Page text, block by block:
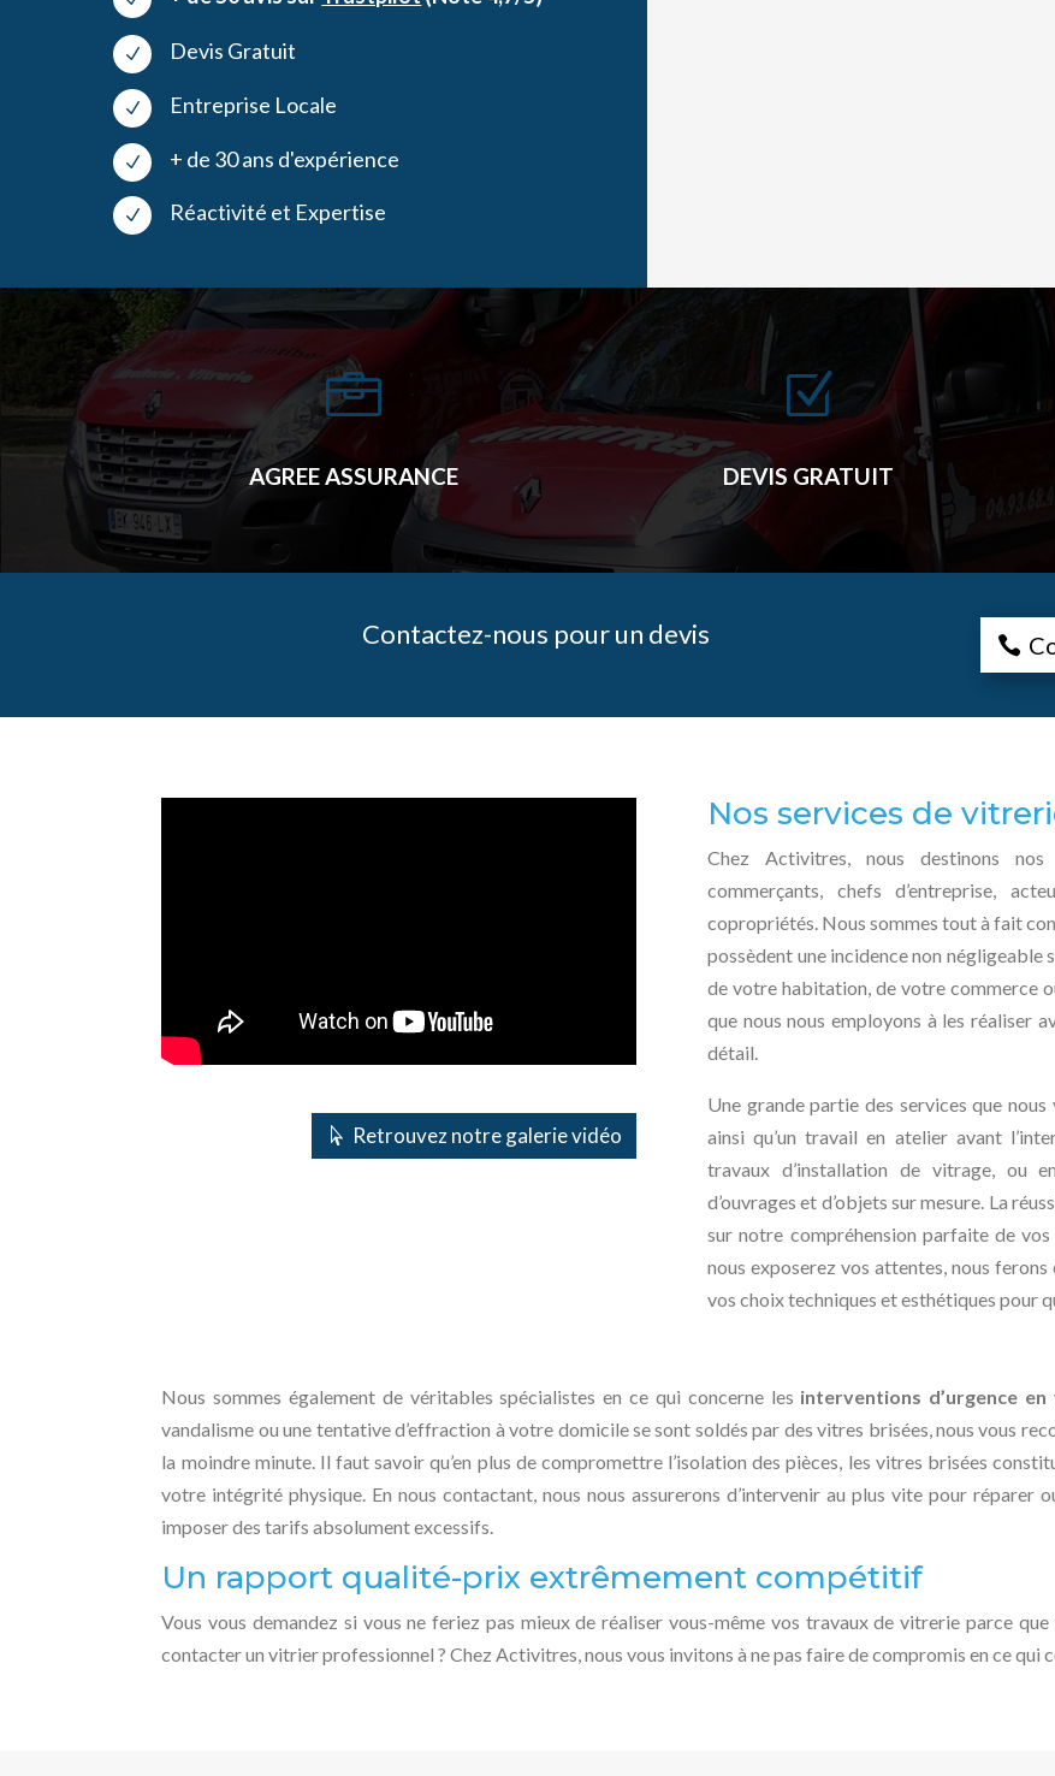
N Devis Gratuit
N Entreprise Locale
N + de 30 ans d'expérience
N Réactivité et Expertise

AGREE ASSURANCE
Z
DEVIS GRATUIT
Contactez-nous pour un devis
Retrouvez notre galerie vidéo
Nos services de
Chez Activitres, nous destinons
commerçants, chefs d’entreprise,
copropriétés. Nous sommes tout à fait
possèdent une incidence non négligeable
de votre habitation, de votre commerce
que nous nous employons à les réaliser
détail.
Une grande partie des services que
ainsi qu’un travail en atelier avant
travaux d’installation de vitrage, ou
d’ouvrages et d’objets sur mesure. La
sur notre compréhension parfaite de
nous exposerez vos attentes, nous
vos choix techniques et esthétiques pour
Nous sommes également de véritables spécialistes en ce qui concerne les interventions d’urgence
vandalisme ou une tentative d’effraction à votre domicile se sont soldés par des vitres brisées, nous vous
la moindre minute. Il faut savoir qu’en plus de compromettre l’isolation des pièces, les vitres brisées
votre intégrité physique. En nous contactant, nous nous assurerons d’intervenir au plus vite pour réparer
imposer des tarifs absolument excessifs.
Un rapport qualité-prix extrêmement compétitif
Vous vous demandez si vous ne feriez pas mieux de réaliser vous-même vos travaux de vitrerie parce
contacter un vitrier professionnel ? Chez Activitres, nous vous invitons à ne pas faire de compromis en ce